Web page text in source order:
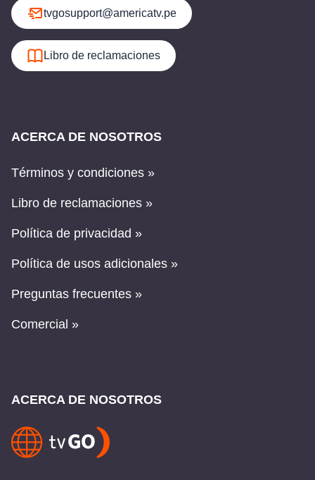
tvgosupport@americatv.pe
Libro de reclamaciones
ACERCA DE NOSOTROS
Términos y condiciones »
Libro de reclamaciones »
Política de privacidad »
Política de usos adicionales »
Preguntas frecuentes »
Comercial »
ACERCA DE NOSOTROS